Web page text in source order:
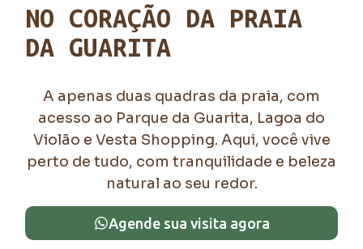
NO CORAÇÃO DA PRAIA
DA GUARITA
A apenas duas quadras da praia, com
acesso ao Parque da Guarita, Lagoa do
Violão e Vesta Shopping. Aqui, você vive
perto de tudo, com tranquilidade e beleza
natural ao seu redor.
Agende sua visita agora